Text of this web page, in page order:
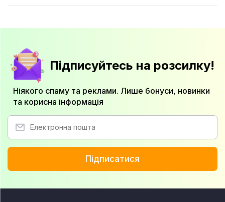
Підписуйтесь на розсилку!
Ніякого спаму та реклами. Лише бонуси, новинки
та корисна інформація
Підписатися